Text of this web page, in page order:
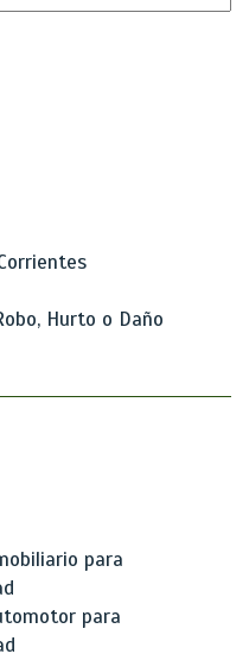
Hurto o Daño
para
para